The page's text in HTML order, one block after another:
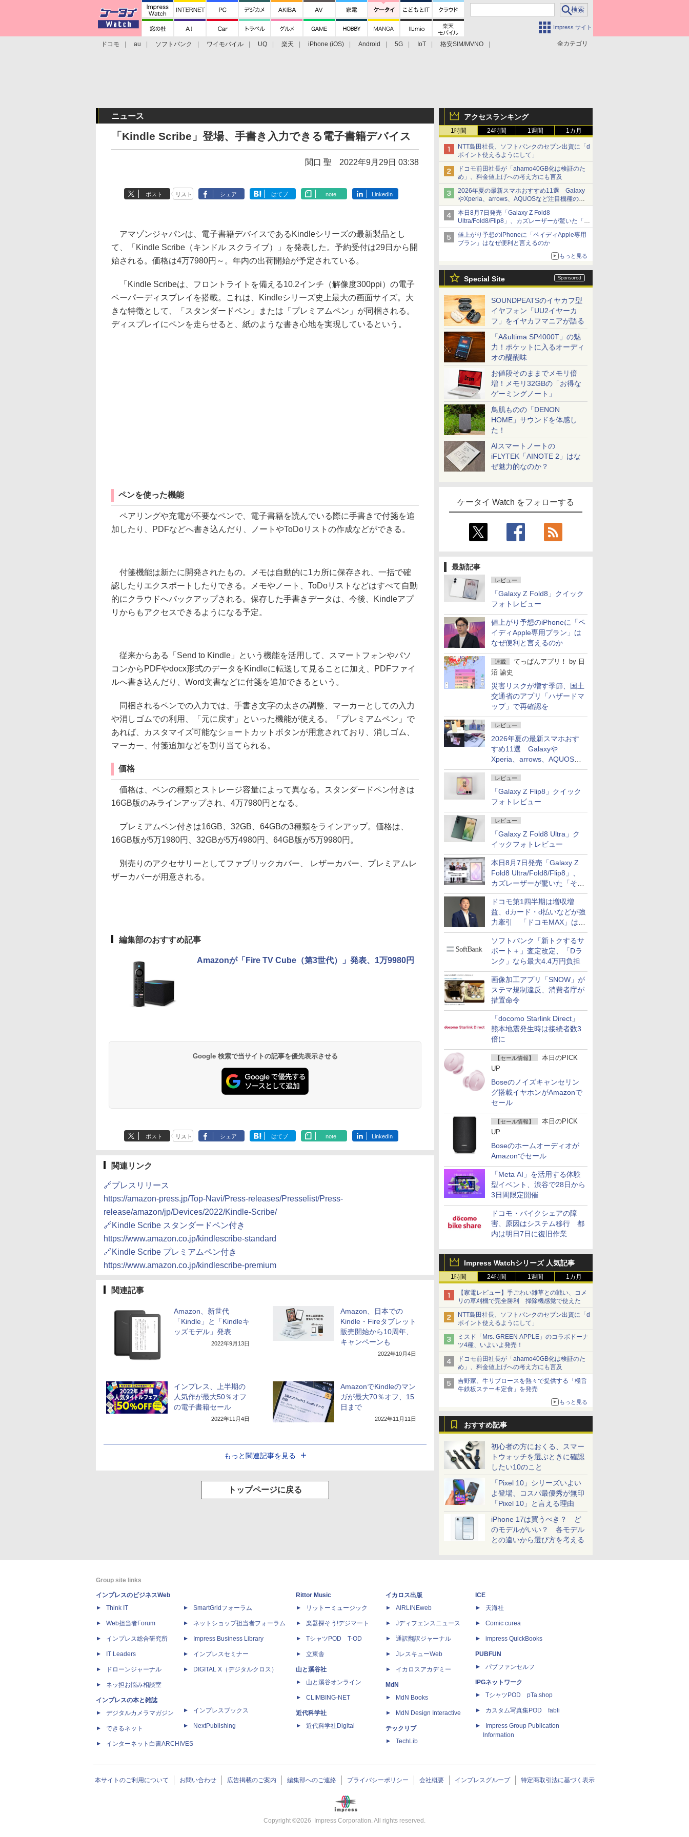
Impress サイト
全カテゴリ
ドコモ au ソフトバンク ワイモバイル UQ 楽天 iPhone (iOS) Android 5G IoT
格安SIM/MVNO
アクセスランキング
1時間 24時間 1週間 1カ月
NTT島田社長、ソフトバンクのセブン出資に「d
ポイント使えるようにして」
ドコモ前田社長が「ahamo40GB化は検証のた
め」、料金値上げへの考え方にも言及
2026年夏の最新スマホおすすめ11選 Galaxy
やXperia、arrows、AQUOSなど注目機種の特
徴は
本日8月7日発売「Galaxy Z Fold8
Ultra/Fold8/Flip8」、カズレーザーが驚いた「そ
ば屋のメニュー並みの薄さ」
値上がり予想のiPhoneに「ペイディApple専用
プラン」はなぜ便利と言えるのか
もっと見る
Special Site
SOUNDPEATSのイヤカフ型
イヤフォン「UU2イヤーカ
フ」をイヤカフマニアが語る
「A&ultima SP4000T」の魅
力！ポケットに入るオーディ
オの醍醐味
お値段そのままでメモリ倍
増！メモリ32GBの「お得な
ゲーミングノート」
鳥肌ものの「DENON
HOME」サウンドを体感し
た！
AIスマートノートの
iFLYTEK「AINOTE 2」はな
ぜ魅力的なのか？
ケータイ Watch をフォローする
最新記事
レビュー
「Galaxy Z Fold8」クイック
フォトレビュー
値上がり予想のiPhoneに「ペ
イディApple専用プラン」は
なぜ便利と言えるのか
連載 てっぱんアプリ！ by 日
沼 諭史
災害リスクが増す季節、国土
交通省のアプリ「ハザードマ
ップ」で再確認を
レビュー
2026年夏の最新スマホおす
すめ11選 Galaxyや
Xperia、arrows、AQUOSな
ど注目機種の特徴は
レビュー
「Galaxy Z Flip8」クイック
フォトレビュー
レビュー
「Galaxy Z Fold8 Ultra」ク
イックフォトレビュー
本日8月7日発売「Galaxy Z
Fold8 Ultra/Fold8/Flip8」、
カズレーザーが驚いた「そば
屋のメニュー並みの薄さ」
ドコモ第1四半期は増収増
益、dカード・d払いなどが強
力牽引 「ドコモMAX」は
400万契約突破
ソフトバンク「新トクするサ
ポート＋」査定改定、「Dラ
ンク」なら最大4.4万円負担
画像加工アプリ「SNOW」が
ステマ規制違反、消費者庁が
措置命令
「docomo Starlink Direct」
熊本地震発生時は接続者数3
倍に
【セール情報】
本日のPICK
UP
Boseのノイズキャンセリン
グ搭載イヤホンがAmazonで
セール
【セール情報】
本日のPICK
UP
Boseのホームオーディオが
Amazonでセール
「Meta AI」を活用する体験
型イベント、渋谷で28日から
3日間限定開催
ドコモ・バイクシェアの障
害、原因はシステム移行 都
内は明日7日に復旧作業
Impress Watchシリーズ 人気記事
1時間 24時間 1週間 1カ月
【家電レビュー】手ごわい雑草との戦い、コメ
リの草刈機で完全勝利 掃除機感覚で使えた
NTT島田社長、ソフトバンクのセブン出資に「d
ポイント使えるようにして」
ミスド「Mrs. GREEN APPLE」のコラボドーナ
ツ4種、いよいよ発売！
ドコモ前田社長が「ahamo40GB化は検証のた
め」、料金値上げへの考え方にも言及
吉野家、牛リブロースを熱々で提供する「極旨
牛鉄板ステーキ定食」を発売
もっと見る
おすすめ記事
初心者の方におくる、スマー
トウォッチを選ぶときに確認
したい10のこと
「Pixel 10」シリーズいよい
よ登場、コスパ最優秀が無印
「Pixel 10」と言える理由
iPhone 17は買うべき？ ど
のモデルがいい？ 各モデル
との違いから選び方を考える
ニュース
「Kindle Scribe」登場、手書き入力できる電子書籍デバイス
関口 聖 2022年9月29日 03:38
ポスト リスト シェア はてブ note LinkedIn
アマゾンジャパンは、電子書籍デバイスであるKindleシリーズの最新製品とし
て、「Kindle Scribe（キンドル スクライブ）」を発表した。予約受付は29日から開
始される。価格は4万7980円～。年内の出荷開始が予定されている。
「Kindle Scribeは、フロントライトを備える10.2インチ（解像度300ppi）の電子
ペーパーディスプレイを搭載。これは、Kindleシリーズ史上最大の画面サイズ。大
きな特徴として、「スタンダードペン」または「プレミアムペン」が同梱される。
ディスプレイにペンを走らせると、紙のような書き心地を実現しているという。
ペンを使った機能
ペアリングや充電が不要なペンで、電子書籍を読んでいる際に手書きで付箋を追
加したり、PDFなどへ書き込んだり、ノートやToDoリストの作成などができる。
付箋機能は新たに開発されたもの。メモは自動的に1カ所に保存され、一括で確
認したりエクスポートしたりできる。メモやノート、ToDoリストなどはすべて自動
的にクラウドへバックアップされる。保存した手書きデータは、今後、Kindleアプ
リからもアクセスできるようになる予定。
従来からある「Send to Kindle」という機能を活用して、スマートフォンやパソ
コンからPDFやdocx形式のデータをKindleに転送して見ることに加え、PDFファイ
ルへ書き込んだり、Word文書などに付箋を追加できるという。
同梱されるペンでの入力では、手書き文字の太さの調整、マーカーとしての入力
や消しゴムでの利用、「元に戻す」といった機能が使える。「プレミアムペン」で
あれば、カスタマイズ可能なショートカットボタンが用意されており、消しゴム、
マーカー、付箋追加などを割り当てられる。
価格
価格は、ペンの種類とストレージ容量によって異なる。スタンダードペン付きは
16GB版のみラインアップされ、4万7980円となる。
プレミアムペン付きは16GB、32GB、64GBの3種類をラインアップ。価格は、
16GB版が5万1980円、32GBが5万4980円、64GB版が5万9980円。
別売りのアクセサリーとしてファブリックカバー、 レザーカバー、プレミアムレ
ザーカバーが用意される。
編集部のおすすめ記事
Amazonが「Fire TV Cube（第3世代）」発表、1万9980円
Google 検索で当サイトの記事を優先表示させる
ポスト リスト シェア はてブ note LinkedIn
関連リンク
🔗プレスリリース
https://amazon-press.jp/Top-Navi/Press-releases/Presselist/Press-
release/amazon/jp/Devices/2022/Kindle-Scribe/
🔗Kindle Scribe スタンダードペン付き
https://www.amazon.co.jp/kindlescribe-standard
🔗Kindle Scribe プレミアムペン付き
https://www.amazon.co.jp/kindlescribe-premium
関連記事
Amazon、新世代
「Kindle」と「Kindleキ
ッズモデル」発表
2022年9月13日
Amazon、日本での
Kindle・Fireタブレット
販売開始から10周年、
キャンペーンも
2022年10月4日
インプレス、上半期の
人気作が最大50％オフ
の電子書籍セール
2022年11月4日
AmazonでKindleのマン
ガが最大70％オフ、15
日まで
2022年11月11日
もっと関連記事を見る
トップページに戻る
Group site links
インプレスのビジネスWeb
Think IT
Web担当者Forum
インプレス総合研究所
IT Leaders
ドローンジャーナル
ネッ担お悩み相談室
インプレスの本と雑誌
デジタルカメラマガジン
できるネット
インターネット白書ARCHIVES
SmartGridフォーラム
ネットショップ担当者フォーラム
Impress Business Library
インプレスセミナー
DIGITAL X（デジタルクロス）
インプレスブックス
NextPublishing
Rittor Music
リットーミュージック
楽器探そう!デジマート
TシャツPOD T-OD
立東舎
山と溪谷社
山と溪谷オンライン
CLIMBING-NET
近代科学社
近代科学社Digital
イカロス出版
AIRLINEweb
Jディフェンスニュース
通訳翻訳ジャーナル
JレスキューWeb
イカロスアカデミー
MdN
MdN Books
MdN Design Interactive
テックリブ
TechLib
ICE
天海社
Comic curea
impress QuickBooks
PUBFUN
パブファンセルフ
IPGネットワーク
TシャツPOD pTa.shop
カスタム写真集POD fabli
Impress Group Publication
Information
本サイトのご利用について お問い合わせ 広告掲載のご案内 編集部へのご連絡 プライバシーポリシー 会社概要 インプレスグループ 特定商取引法に基づく表示
Copyright ©2026 Impress Corporation. All rights reserved.